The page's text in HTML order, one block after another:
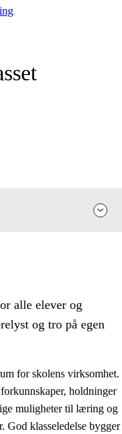
alle elever og
og tro på egen
for skolens virksomhet.
holdninger
muligheter til læring og
God klasseledelse bygger